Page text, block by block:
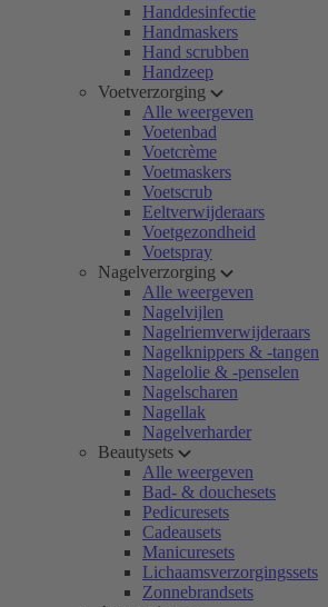
Handdesinfectie
Handmaskers
Hand scrubben
Handzeep
Voetverzorging
Alle weergeven
Voetenbad
Voetcrème
Voetmaskers
Voetscrub
Eeltverwijderaars
Voetgezondheid
Voetspray
Nagelverzorging
Alle weergeven
Nagelvijlen
Nagelriemverwijderaars
Nagelknippers & -tangen
Nagelolie & -penselen
Nagelscharen
Nagellak
Nagelverharder
Beautysets
Alle weergeven
Bad- & douchesets
Pedicuresets
Cadeausets
Manicuresets
Lichaamsverzorgingssets
Zonnebrandsets